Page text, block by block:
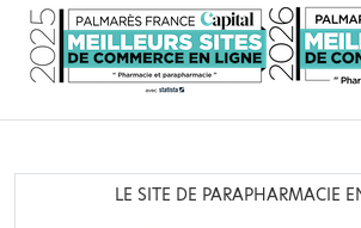
LE SITE DE PARAPHARMACIE